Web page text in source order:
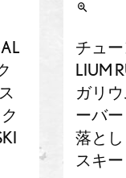
チュ
LIUM
ガリ
ーバ
落と
スキー